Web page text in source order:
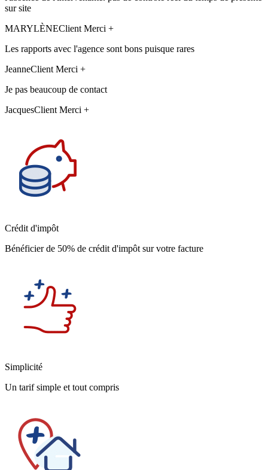
sur site
MARYLÈNEClient Merci +
Les rapports avec l'agence sont bons puisque rares
JeanneClient Merci +
Je pas beaucoup de contact
JacquesClient Merci +
Crédit d'impôt
Bénéficier de 50% de crédit d'impôt sur votre facture
Simplicité
Un tarif simple et tout compris